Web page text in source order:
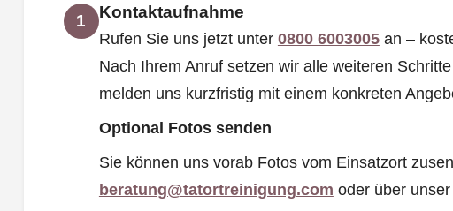
1 Kontaktaufnahme
Rufen Sie uns jetzt unter 0800 6003005an –
Nach Ihrem Anruf setzen wir alle weiteren
melden uns kurzfristig mit einem konkreten
Optional Fotos senden
Sie können uns vorab Fotos vom Einsatzort
beratung@tatortreinigung.com oder über unser